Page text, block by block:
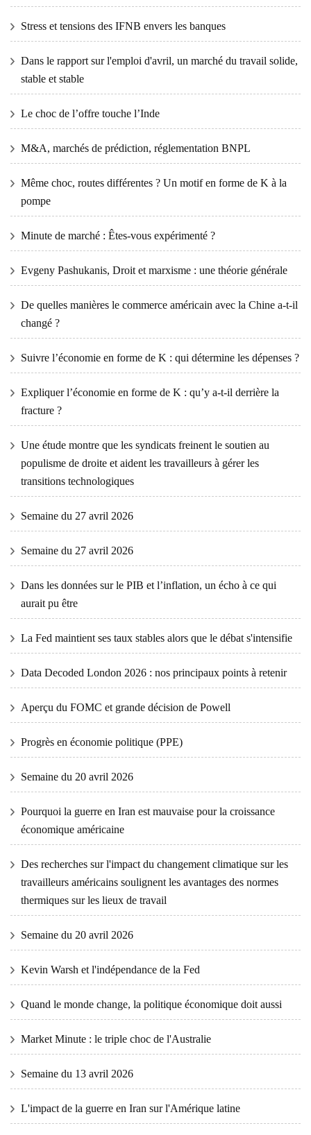
Stress et tensions des IFNB envers les banques
Dans le rapport sur l'emploi d'avril, un marché du travail solide,
stable et stable
Le choc de l’offre touche l’Inde
M&A, marchés de prédiction, réglementation BNPL
Même choc, routes différentes ? Un motif en forme de K à la
pompe
Minute de marché : Êtes-vous expérimenté ?
Evgeny Pashukanis, Droit et marxisme : une théorie générale
De quelles manières le commerce américain avec la Chine a-t-il
changé ?
Suivre l’économie en forme de K : qui détermine les dépenses ?
Expliquer l’économie en forme de K : qu’y a-t-il derrière la
fracture ?
Une étude montre que les syndicats freinent le soutien au
populisme de droite et aident les travailleurs à gérer les
transitions technologiques
Semaine du 27 avril 2026
Semaine du 27 avril 2026
Dans les données sur le PIB et l’inflation, un écho à ce qui
aurait pu être
La Fed maintient ses taux stables alors que le débat s'intensifie
Data Decoded London 2026 : nos principaux points à retenir
Aperçu du FOMC et grande décision de Powell
Progrès en économie politique (PPE)
Semaine du 20 avril 2026
Pourquoi la guerre en Iran est mauvaise pour la croissance
économique américaine
Des recherches sur l'impact du changement climatique sur les
travailleurs américains soulignent les avantages des normes
thermiques sur les lieux de travail
Semaine du 20 avril 2026
Kevin Warsh et l'indépendance de la Fed
Quand le monde change, la politique économique doit aussi
Market Minute : le triple choc de l'Australie
Semaine du 13 avril 2026
L'impact de la guerre en Iran sur l'Amérique latine